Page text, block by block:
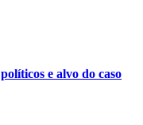
e alvo do caso